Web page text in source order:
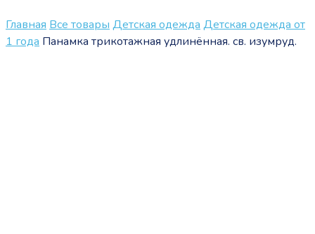
Главная Все товары Детская одежда Детская одежда от
1 года Панамка трикотажная удлинённая. св. изумруд.